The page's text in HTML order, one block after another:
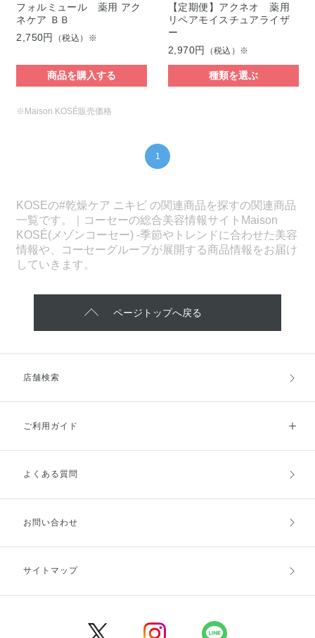
フォルミュール 薬用 アク
ネケア ＢＢ
2,750円
（税込）※
商品を購入する
【定期便】アクネオ 薬用
リペアモイスチュアライザ
ー
2,970円
（税込）※
種類を選ぶ
※Maison KOSÉ販売価格
1
KOSEの#乾燥ケア ニキビ の関連商品を探すの関連商品
一覧です。｜コーセーの総合美容情報サイトMaison
KOSÉ(メゾンコーセー) -季節やトレンドに合わせた美容
情報や、コーセーグループが展開する商品情報をお届け
していきます。
ページトップへ戻る
店舗検索
ご利用ガイド
ご利用ガイドトップ
お支払方法
キャンセル・返品・交換
よくある質問
お問い合わせ
サイトマップ